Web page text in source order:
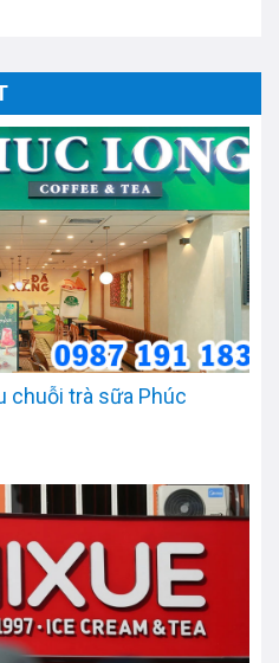
chuỗi trà sữa Phúc